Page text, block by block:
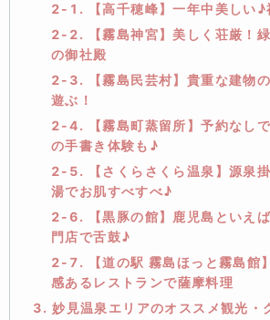
2-1. 【高千穂峰】一年中美しい♪
2-2. 【霧島神宮】美しく荘厳！
の御社殿
2-3. 【霧島民芸村】貴重な建物の
遊ぶ！
2-4. 【霧島町蒸留所】予約なし
の手書き体験も♪
2-5. 【さくらさくら温泉】源泉
湯でお肌すべすべ♪
2-6. 【黒豚の館】鹿児島といえ
門店で舌鼓♪
2-7. 【道の駅 霧島ほっと霧島館
感あるレストランで薩摩料理
3. 妙見温泉エリアのオススメ観光・